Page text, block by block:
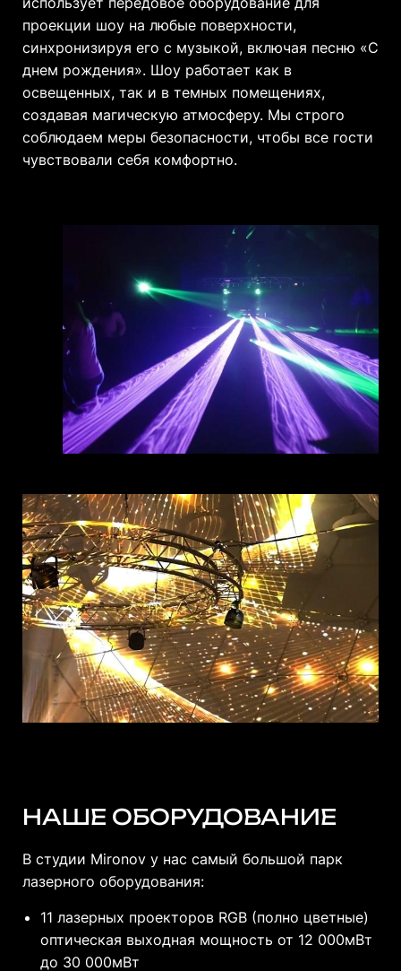
проекции шоу на любые поверхности,
синхронизируя его с музыкой, включая песню «С
днем рождения». Шоу работает как в
освещенных, так и в темных помещениях,
создавая магическую атмосферу. Мы строго
соблюдаем меры безопасности, чтобы все гости
чувствовали себя комфортно.
НАШЕ ОБОРУДОВАНИЕ
В студии Mironov у нас самый большой парк
лазерного оборудования:
11 лазерных проекторов RGB (полно цветные)
оптическая выходная мощность от 12 000мВт
до 30 000мВт